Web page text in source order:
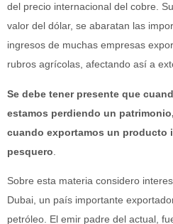
del precio internacional del cobre.
valor del dólar, se abaratan las
ingresos de muchas empresas
rubros agrícolas, afectando así a
Se debe tener presente que
estamos perdiendo un
cuando exportamos un producto
pesquero
Sobre esta materia considero
Dubai, un país importante
petróleo. El emir padre del actual,